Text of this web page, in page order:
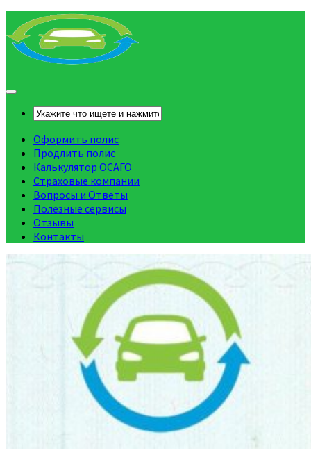
Оформить полис
Продлить полис
Калькулятор ОСАГО
Страховые компании
Вопросы и Ответы
Полезные сервисы
Отзывы
Контакты